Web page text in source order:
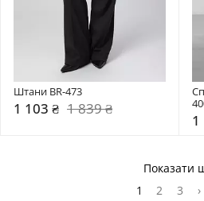
Штани BR-473
1 103 ₴ 1 839 ₴
1
Показати
1
2 3 ›